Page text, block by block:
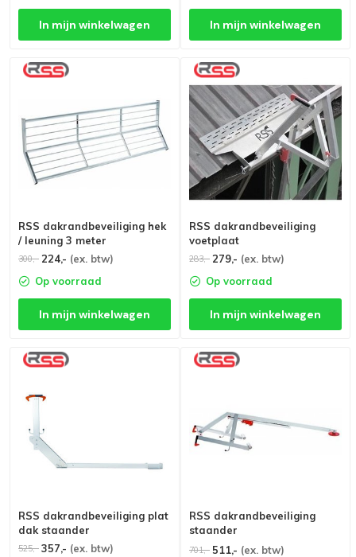
In mijn winkelwagen In mijn winkelwagen
RSS dakrandbeveiliging hek
/ leuning 3 meter
300,- 224,- (ex. btw)
Op voorraad
In mijn winkelwagen
RSS dakrandbeveiliging
voetplaat
283,- 279,- (ex. btw)
Op voorraad
In mijn winkelwagen
RSS dakrandbeveiliging plat
dak staander
525,- 357,- (ex. btw)
RSS dakrandbeveiliging
staander
701,- 511,- (ex. btw)